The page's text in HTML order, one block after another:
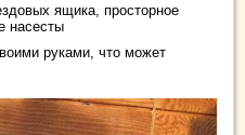
ящика, просторное
насесты
руками, что может